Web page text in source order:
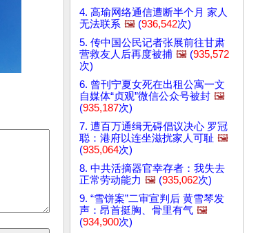
4. 高瑜网络通信遭断半个月 家人
无法联系 🖼️ (936,542次)
5. 传中国公民记者张展前往甘肃
营救友人后再度被捕 🖼️ (935,572
次)
6. 曾刊宁夏女死在出租公寓一文
自媒体“贞观”微信公众号被封 🖼️
(935,187次)
7. 遭百万通缉无碍倡议决心 罗冠
聪：港府以连坐滋扰家人可耻 🖼️
(935,064次)
8. 中共活摘器官幸存者：我失去
正常劳动能力 🖼️ (935,062次)
9. “雪饼案”二审宣判后 黄雪琴发
声：昂首挺胸、骨里有气 🖼️
(934,900次)